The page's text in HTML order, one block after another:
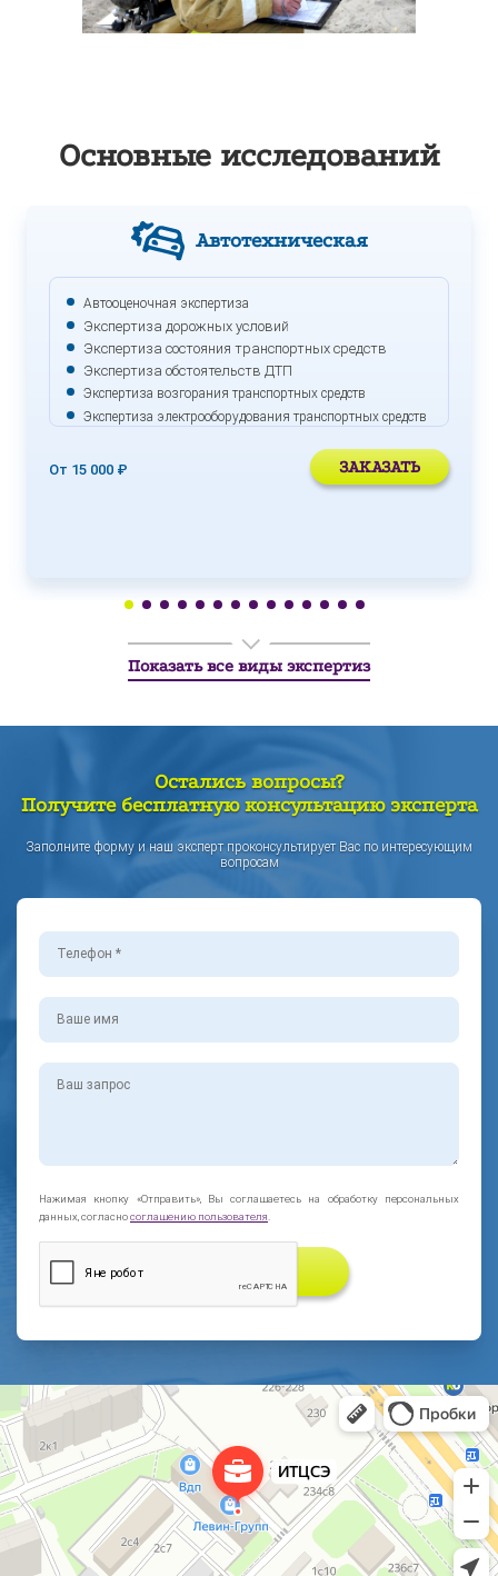
Экспертиза ацетилятора
Систем вентиляции
Устройства плавного пуска
Экспертиза груза поврежденного при перевозке
Экспертиза дизель-генераторной установки
Основные исследований
Автотехническая
Автооценочная экспертиза
Экспертиза дорожных условий
Экспертиза состояния транспортных средств
Экспертиза обстоятельств ДТП
Экспертиза возгорания транспортных средств
Экспертиза электрооборудования транспортных средств
От 15 000 ₽ ЗАКАЗАТЬ
Показать все виды экспертиз
Остались вопросы?
Получите бесплатную консультацию эксперта
Заполните форму и наш эксперт проконсультирует Вас по интересующим
вопросам
Нажимая кнопку «Отправить», Вы соглашаетесь на обработку персональных
данных, согласносоглашению пользователя